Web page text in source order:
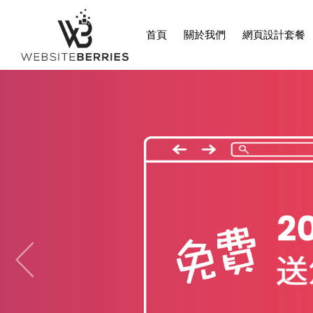
首頁 關於我們 網頁設計套餐